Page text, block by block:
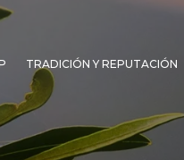
TRADICIÓN Y REPUTACIÓN